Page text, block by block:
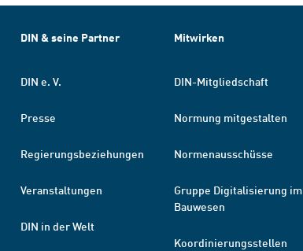
DIN & seine Partner
DIN e. V.
Presse
Regierungsbeziehungen
Veranstaltungen
DIN in der Welt
Mitwirken
DIN-Mitgliedschaft
Normung mitgestalten
Normenausschüsse
Gruppe Digitalisierung im
Bauwesen
Koordinierungsstellen